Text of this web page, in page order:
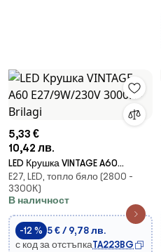
5,33 €
10,42 лв.
LED Крушка VINTAGE A60
E27/9W/230V 3000K - Brilagi
E27, LED, топло бяло (2800 -
3300К)
В наличност
-12 % 5 € / 9,78 лв.
с код за отстъпкаTA223BG